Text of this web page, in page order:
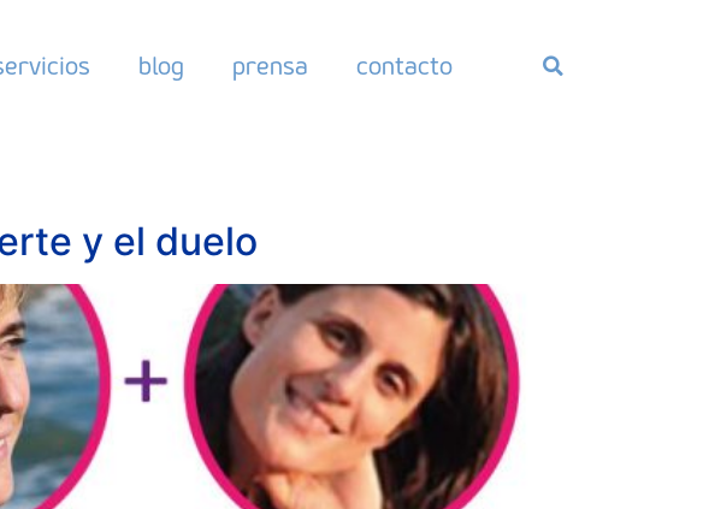
blog prensa contacto
y el duelo